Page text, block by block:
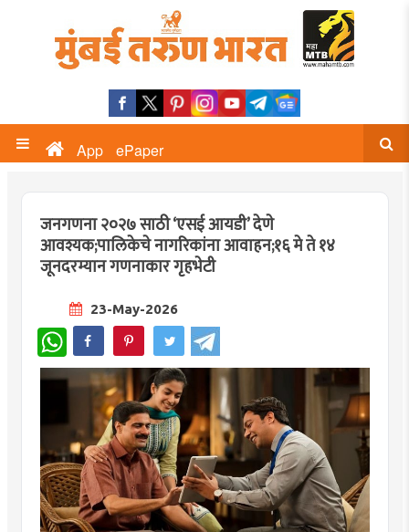
App ePaper
जनगणना २०२७ साठी ‘एसई आयडी’ देणे
आवश्यक;पालिकेचे नागरिकांना आवाहन;१६ मे ते १४
जूनदरम्यान गणनाकार गृहभेटी
23-May-2026
WhatsApp